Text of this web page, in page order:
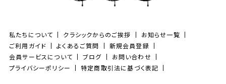
私たちについて クラシックからのご挨拶
お知らせ一覧
ご利用ガイド
よくあるご質問
新規会員登録
会員サービスについて
ブログ
お問い合わせ
プライバシーポリシー
特定商取引法に基づく表記